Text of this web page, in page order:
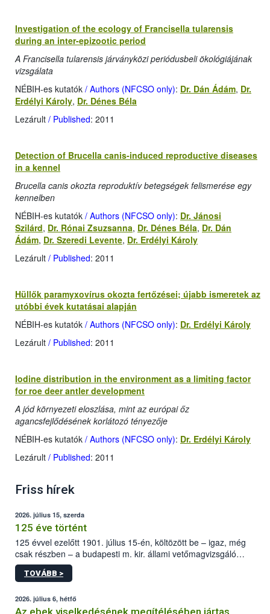
Investigation of the ecology of Francisella tularensis
during an inter-epizootic period
A Francisella tularensis járványközi periódusbeli ökológiájának
vizsgálata
NÉBIH-es kutatók / Authors (NFCSO only): Dr. Dán Ádám, Dr.
Erdélyi Károly, Dr. Dénes Béla
Lezárult / Published: 2011
Detection of Brucella canis-induced reproductive diseases
in a kennel
Brucella canis okozta reproduktív betegségek felismerése egy
kennelben
NÉBIH-es kutatók / Authors (NFCSO only): Dr. Jánosi
Szilárd, Dr. Rónai Zsuzsanna, Dr. Dénes Béla, Dr. Dán
Ádám, Dr. Szeredi Levente, Dr. Erdélyi Károly
Lezárult / Published: 2011
Hüllők paramyxovírus okozta fertőzései; újabb ismeretek az
utóbbi évek kutatásai alapján
NÉBIH-es kutatók / Authors (NFCSO only): Dr. Erdélyi Károly
Lezárult / Published: 2011
Iodine distribution in the environment as a limiting factor
for roe deer antler development
A jód környezeti eloszlása, mint az európai őz
agancsfejlődésének korlátozó tényezője
NÉBIH-es kutatók / Authors (NFCSO only): Dr. Erdélyi Károly
Lezárult / Published: 2011
Friss hírek
2026. július 15, szerda
125 éve történt
125 évvel ezelőtt 1901. július 15-én, költözött be – igaz, még
csak részben – a budapesti m. kir. állami vetőmagvizsgáló
állomás a Kis Rókus utca 15. szám alatti, Czigler Győző által
tervezett új épületébe.
TOVÁBB >
2026. július 6, hétfő
Az ebek viselkedésének megítélésében jártas